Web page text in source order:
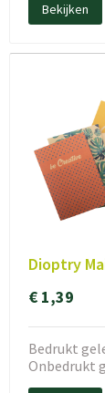
Bekijken
Dioptry
€ 1,39
Bedrukt
Onbedrukt